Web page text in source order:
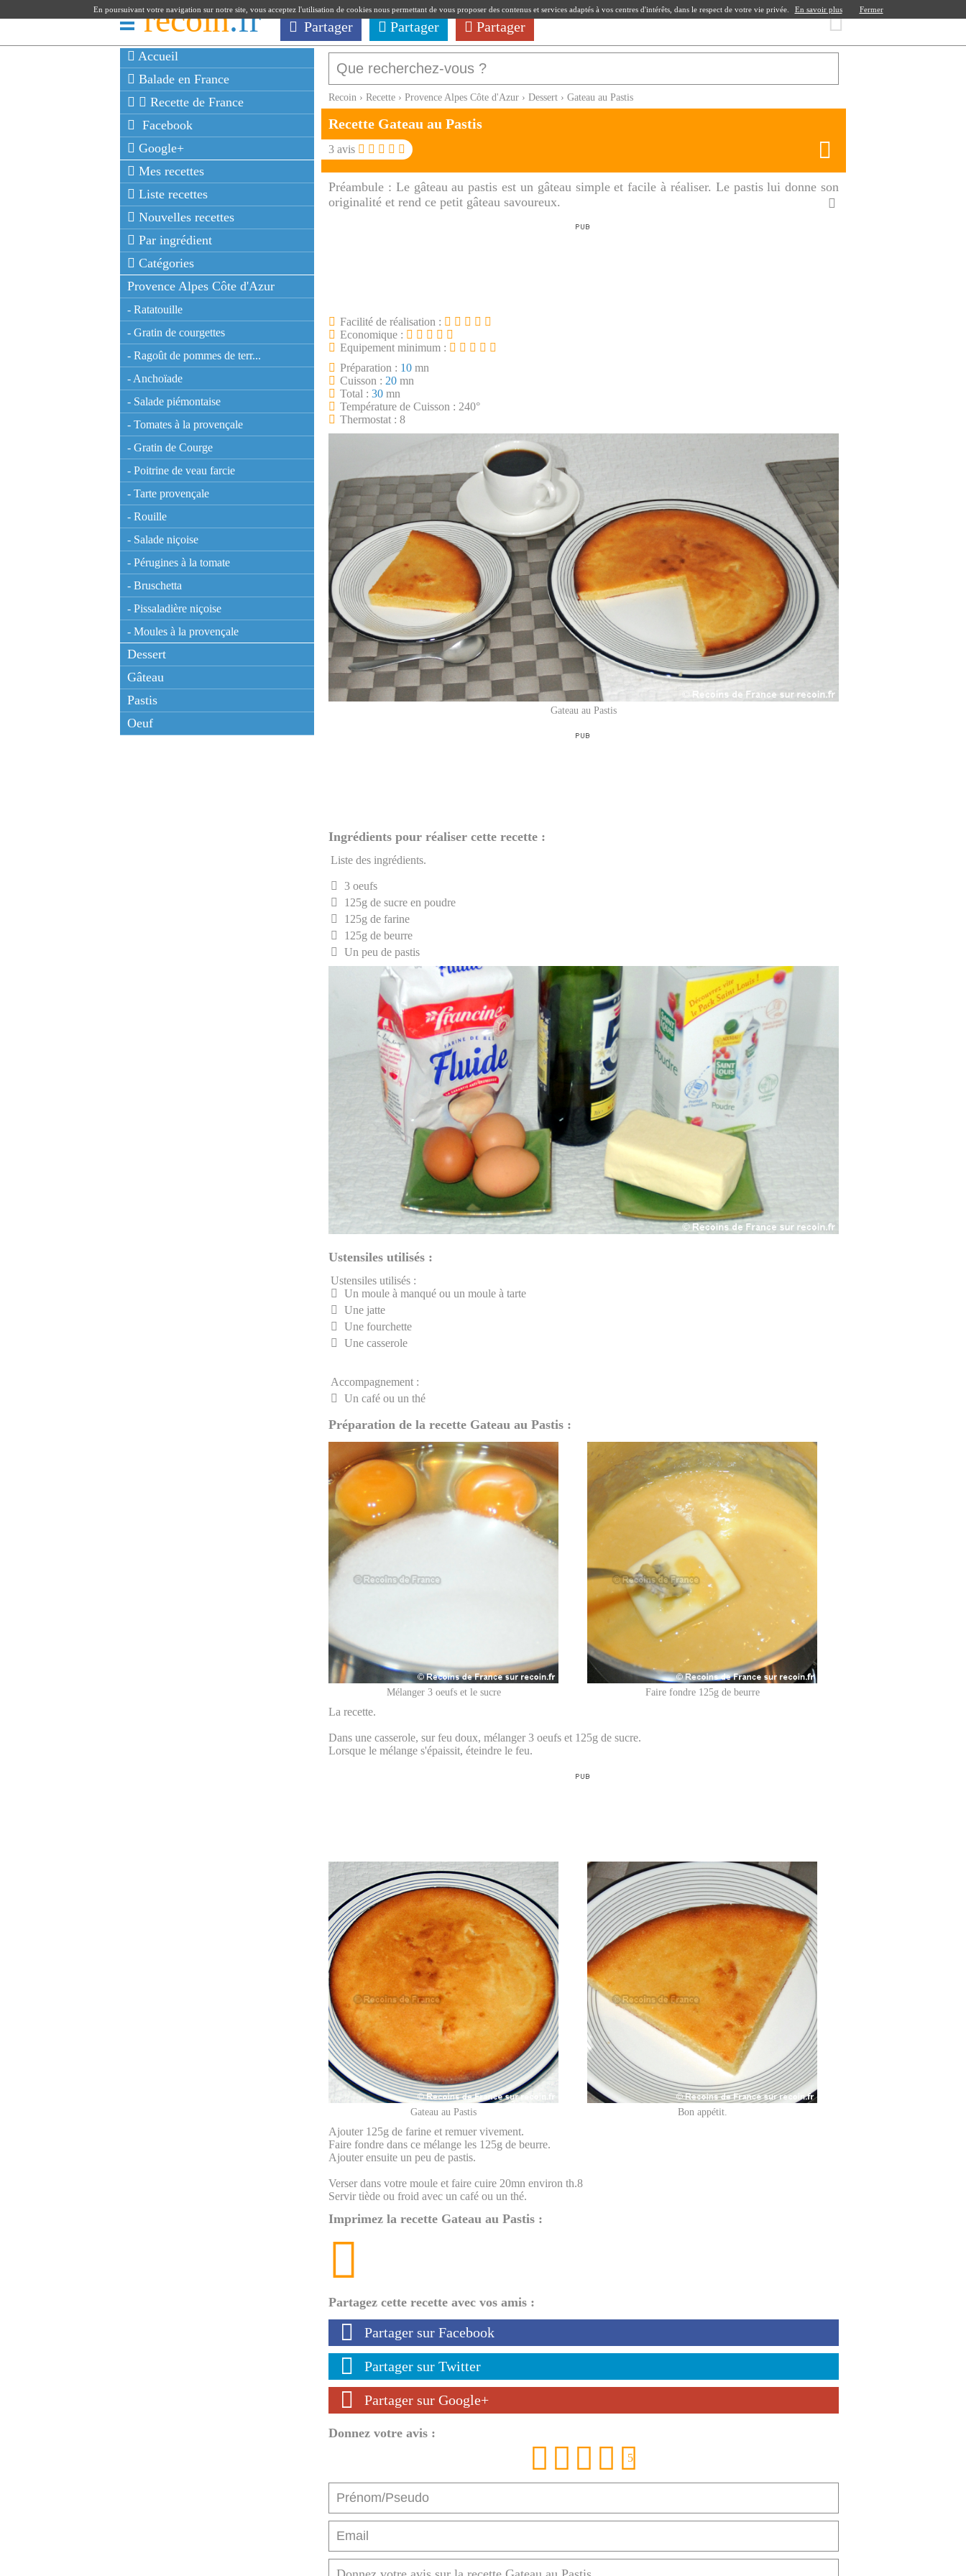
recoin.fr Partager Partager Partager
Accueil
Balade en France
Recette de France
Facebook
Google+
Mes recettes
Liste recettes
Nouvelles recettes
Par ingrédient
Catégories
Provence Alpes Côte d'Azur
- Ratatouille
- Gratin de courgettes
- Ragoût de pommes de terr...
- Anchoïade
- Salade piémontaise
- Tomates à la provençale
- Gratin de Courge
- Poitrine de veau farcie
- Tarte provençale
- Rouille
- Salade niçoise
- Pérugines à la tomate
- Bruschetta
- Pissaladière niçoise
- Moules à la provençale
Dessert
Gâteau
Pastis
Oeuf
Recoin › Recette › Provence Alpes Côte d'Azur › Dessert › Gateau au Pastis
Recette Gateau au Pastis
3 avis
Préambule : Le gâteau au pastis est un gâteau simple et facile à réaliser. Le pastis lui donne son
originalité et rend ce petit gâteau savoureux.
Facilité de réalisation :
Economique :
Equipement minimum :
Préparation : 10 mn
Cuisson : 20 mn
Total : 30 mn
Température de Cuisson : 240°
Thermostat : 8
Gateau au Pastis
Ingrédients pour réaliser cette recette :
Liste des ingrédients.
3 oeufs
125g de sucre en poudre
125g de farine
125g de beurre
Un peu de pastis
Ustensiles utilisés :
Ustensiles utilisés :
Un moule à manqué ou un moule à tarte
Une jatte
Une fourchette
Une casserole
Accompagnement :
Un café ou un thé
Préparation de la recette Gateau au Pastis :
Mélanger 3 oeufs et le sucre Faire fondre 125g de beurre
La recette.
Dans une casserole, sur feu doux, mélanger 3 oeufs et 125g de sucre.
Lorsque le mélange s'épaissit, éteindre le feu.
Gateau au Pastis Bon appétit.
Ajouter 125g de farine et remuer vivement.
Faire fondre dans ce mélange les 125g de beurre.
Ajouter ensuite un peu de pastis.
Verser dans votre moule et faire cuire 20mn environ th.8
Servir tiède ou froid avec un café ou un thé.
Imprimez la recette Gateau au Pastis :
Partagez cette recette avec vos amis :
Partager sur Facebook
Partager sur Twitter
Partager sur Google+
Donnez votre avis :
5
En poursuivant votre navigation sur notre site, vous acceptez l'utilisation de cookies nous permettant de vous proposer des contenus et services adaptés à vos centres d'intérêts, dans le respect de votre vie privée. En savoir plus Fermer